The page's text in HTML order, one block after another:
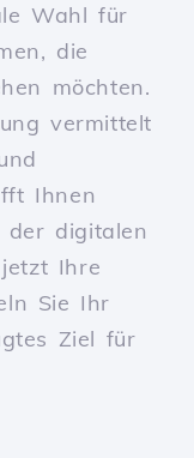
Wahl für
die
möchten.
vermittelt
Ihnen
digitalen
Ihre
Sie Ihr
Ziel für